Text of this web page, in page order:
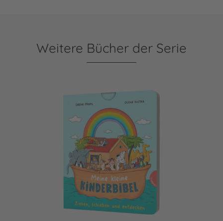
Weitere Bücher der Serie